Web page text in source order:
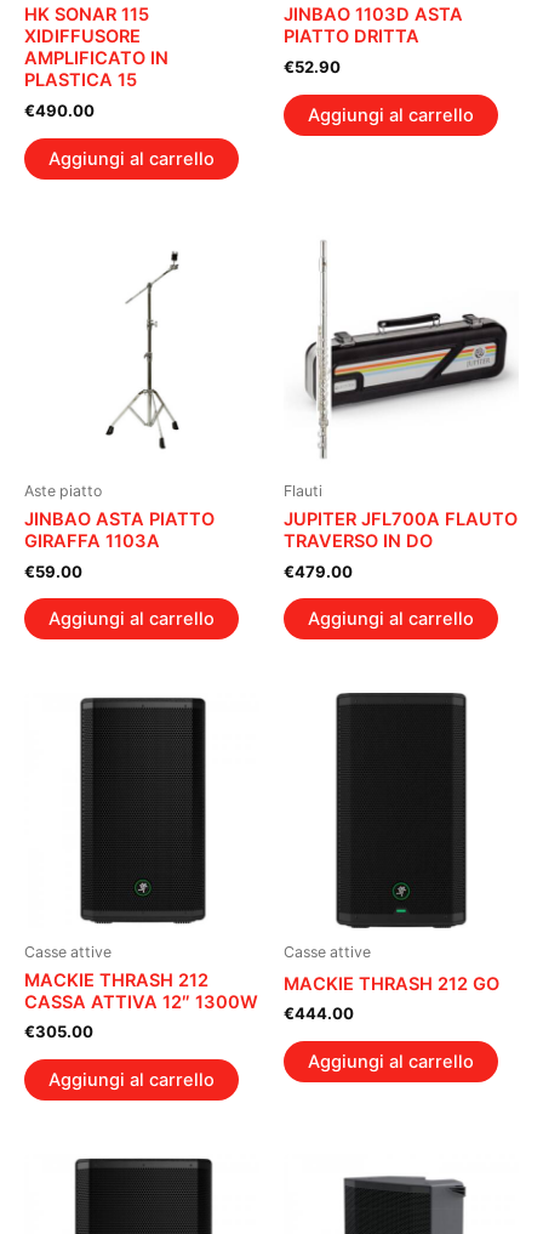
HK SONAR 115
XIDIFFUSORE
AMPLIFICATO IN
PLASTICA 15
€490.00
Aggiungi al carrello
JINBAO 1103D ASTA
PIATTO DRITTA
€52.90
Aggiungi al carrello
Aste piatto
JINBAO ASTA PIATTO
GIRAFFA 1103A
€59.00
Aggiungi al carrello
Flauti
JUPITER JFL700A FLAUTO
TRAVERSO IN DO
€479.00
Aggiungi al carrello
Casse attive
MACKIE THRASH 212
CASSA ATTIVA 12″ 1300W
€305.00
Aggiungi al carrello
Casse attive
MACKIE THRASH 212 GO
€444.00
Aggiungi al carrello